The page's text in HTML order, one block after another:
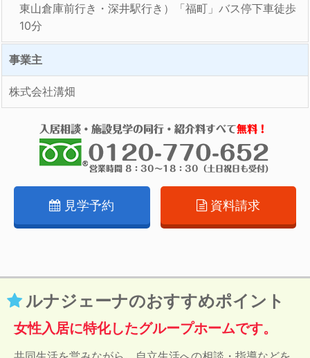
東山倉庫前行き・深井駅行き）「福町」バス停下車徒歩
10分
事業主
株式会社溝畑
見学予約 資料請求
ルナジェーナのおすすめポイント
女性入居に特化したグループホームです。